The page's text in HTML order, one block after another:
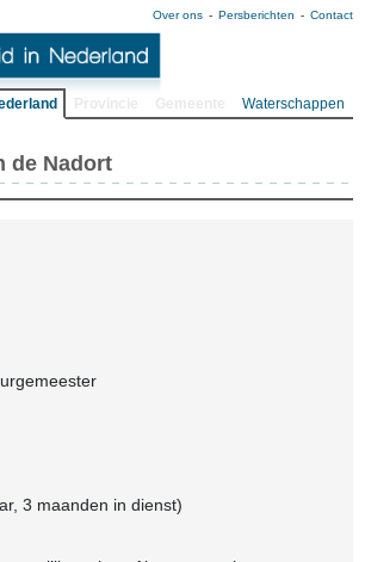
Over ons Persberichten Contact
Waterschappen
de Nadort
3 maanden in dienst)